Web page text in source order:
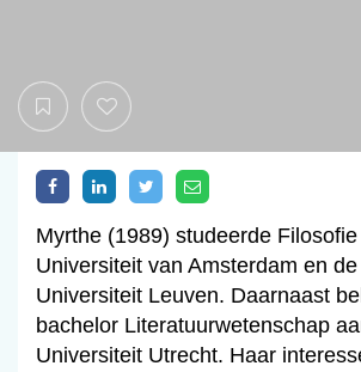
Myrthe (1989) studeerde
Universiteit van Amsterdam en
Universiteit Leuven. Daarnaast
bachelor Literatuurwetenschap
Universiteit Utrecht. Haar